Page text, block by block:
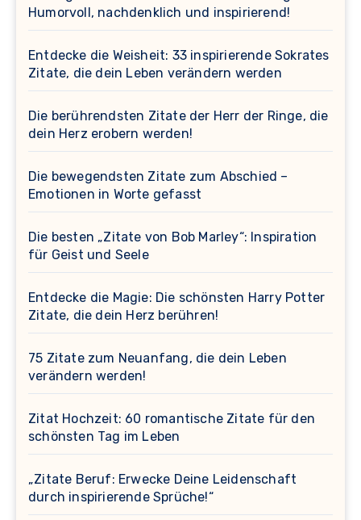
Humorvoll, nachdenklich und inspirierend!
Entdecke die Weisheit: 33 inspirierende Sokrates
Zitate, die dein Leben verändern werden
Die berührendsten Zitate der Herr der Ringe, die
dein Herz erobern werden!
Die bewegendsten Zitate zum Abschied –
Emotionen in Worte gefasst
Die besten „Zitate von Bob Marley“: Inspiration
für Geist und Seele
Entdecke die Magie: Die schönsten Harry Potter
Zitate, die dein Herz berühren!
75 Zitate zum Neuanfang, die dein Leben
verändern werden!
Zitat Hochzeit: 60 romantische Zitate für den
schönsten Tag im Leben
„Zitate Beruf: Erwecke Deine Leidenschaft
durch inspirierende Sprüche!“